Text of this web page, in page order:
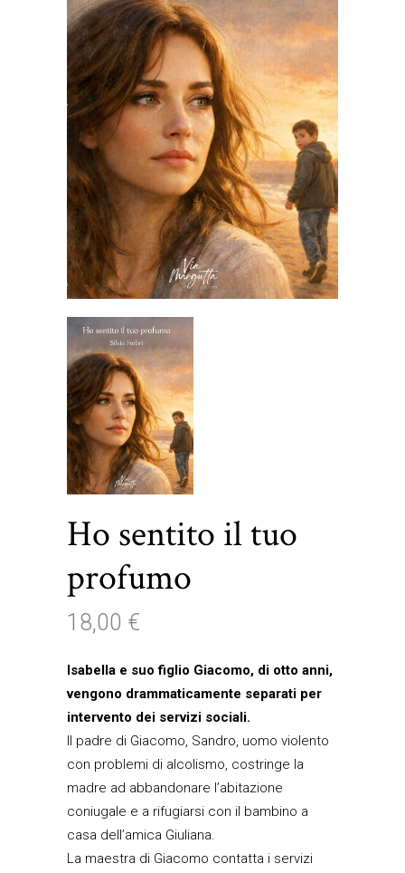
Ho sentito il tuo
profumo
18,00 €
Isabella e suo figlio Giacomo, di otto anni,
vengono drammaticamente separati per
intervento dei servizi sociali.
Il padre di Giacomo, Sandro, uomo violento
con problemi di alcolismo, costringe la
madre ad abbandonare l’abitazione
coniugale e a rifugiarsi con il bambino a
casa dell’amica Giuliana.
La maestra di Giacomo contatta i servizi